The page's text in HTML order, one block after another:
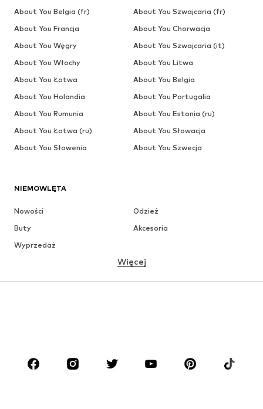
NIEMOWLĘTA
Nowości
Odzież
Buty
Akcesoria
Wyprzedaż
MARKI
Więcej
About You Belgia (fr)
About You Szwajcaria (fr)
About You Francja
About You Chorwacja
About You Węgry
About You Szwajcaria (it)
About You Włochy
About You Litwa
About You Łotwa
About You Belgia
About You Holandia
About You Portugalia
About You Rumunia
About You Estonia (ru)
About You Łotwa (ru)
About You Słowacja
About You Słowenia
About You Szwecja